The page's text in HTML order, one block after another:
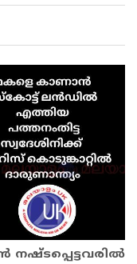
നഷ്ടപ്പെട്ടവരിൽ